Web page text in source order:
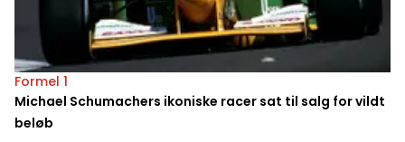
Formel 1
Michael Schumachers ikoniske racer sat til salg for vildt
beløb